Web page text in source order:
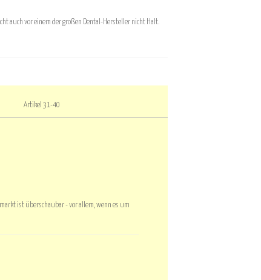
auch vor einem der großen Dental-Hersteller nicht Halt.
Artikel 31-40
ist überschaubar - vor allem, wenn es um